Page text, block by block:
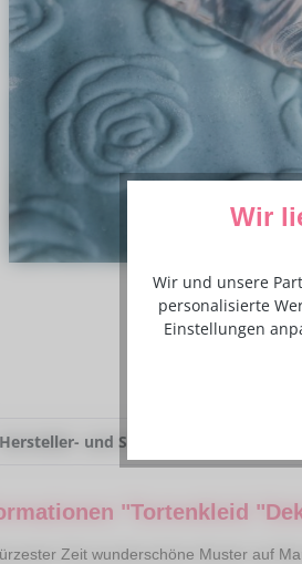
Hersteller- und Sicherheitsinformationen
"Tortenkleid
Zeit wunderschöne Muster auf
Wir
Wir und unsere
personalisierte
Einstellungen